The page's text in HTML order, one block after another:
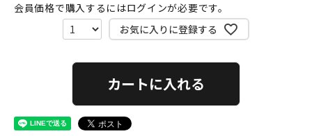
会員価格で購入するにはログインが必要です。
お気に入りに登録する
カートに入れる